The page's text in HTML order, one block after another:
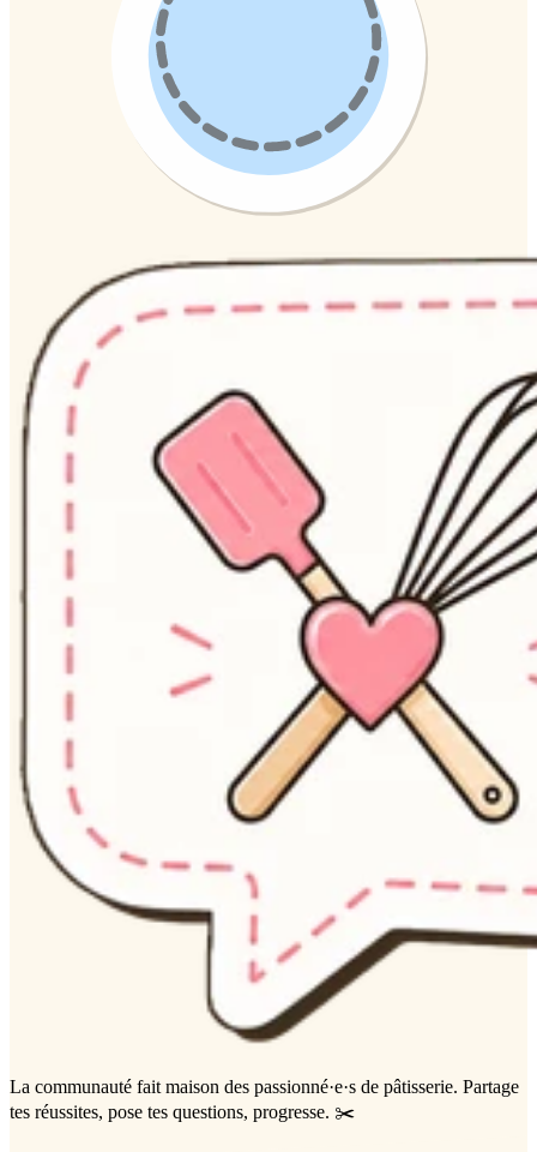
La communauté fait maison des passionné·e·s de pâtisserie. Partage
tes réussites, pose tes questions, progresse. ✂️